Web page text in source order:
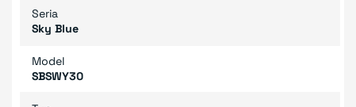
Seria
Sky Blue
Model
SBSWY30